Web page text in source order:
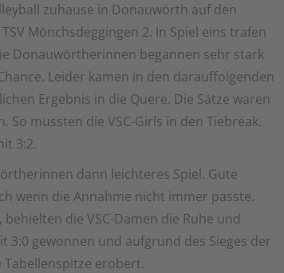
zuhause in Donauwörth auf den
Mönchsdeggingen 2. In Spiel eins trafen
Donauwörtherinnen begannen sehr stark
Leider kamen in den darauffolgenden
Ergebnis in die Quere. Die Sätze waren
mussten die VSC-Girls in den Tiebreak.
3:2.
dann leichteres Spiel. Gute
wenn die Annahme nicht immer passte.
die VSC-Damen die Ruhe und
3:0 gewonnen und aufgrund des Sieges der
erobert.